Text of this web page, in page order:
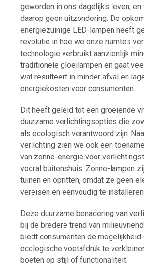
geworden in ons dagelijks leven, en
daarop geen uitzondering. De
energiezuinige LED-lampen heeft
revolutie in hoe we onze ruimtes
technologie verbruikt aanzienlijk
traditionele gloeilampen en gaat
wat resulteert in minder afval en
energiekosten voor consumenten.
Dit heeft geleid tot een groeiende
duurzame verlichtingsopties die
als ecologisch verantwoord zijn.
verlichting zien we ook een
van zonne-energie voor
vooral buitenshuis. Zonne-lampen
tuinen en opritten, omdat ze geen
vereisen en eenvoudig te
Deze duurzame benadering van
bij de bredere trend van
biedt consumenten de mogelijkheid
ecologische voetafdruk te
boeten op stijl of functionaliteit.